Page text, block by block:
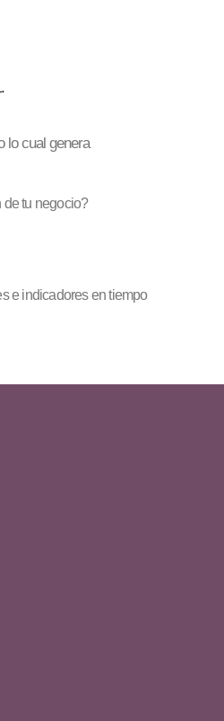
lo cual genera
de tu negocio?
e indicadores en tiempo